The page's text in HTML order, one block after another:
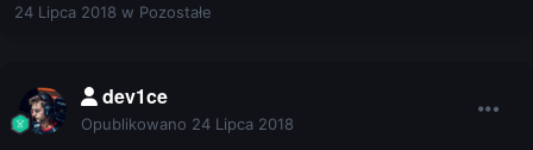
24 Lipca 2018 w Pozostałe
dev1ce
Opublikowano 24 Lipca 2018